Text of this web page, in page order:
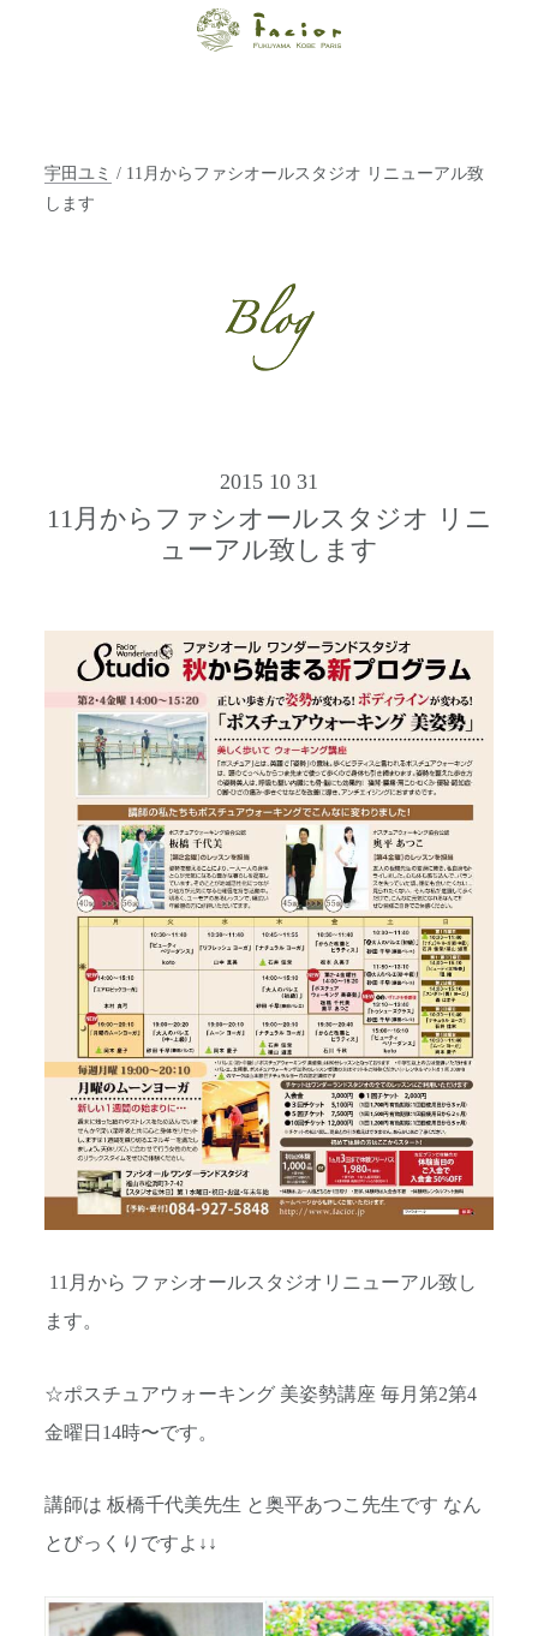
ン ファシオー
ルでご提案しま
す。
宇田ユミ / 11月からファシオールスタジオ リニューアル致
します
2015 10 31
11月からファシオールスタジオ リニ
ューアル致します
11月から ファシオールスタジオリニューアル致し
ます。
☆ポスチュアウォーキング 美姿勢講座 毎月第2第4
金曜日14時〜です。
講師は 板橋千代美先生 と奥平あつこ先生です なん
とびっくりですよ↓↓